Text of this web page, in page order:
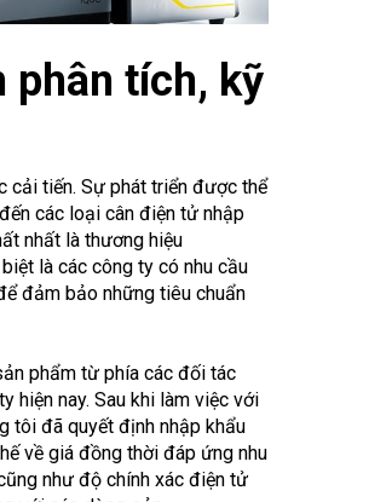
phân tích, kỹ
cải tiến. Sự phát triển được thể
các loại cân điện tử nhập
nhất là thương hiệu
là các công ty có nhu cầu
đảm bảo những tiêu chuẩn
phẩm từ phía các đối tác
hiện nay. Sau khi làm việc với
tôi đã quyết định nhập khẩu
về giá đồng thời đáp ứng nhu
như độ chính xác điện tử